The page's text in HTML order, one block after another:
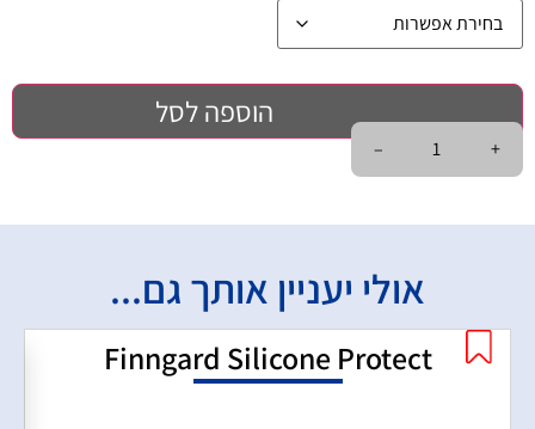
+
–
הוספה לסל
אולי יעניין אותך גם...
Finngard Silicone Protect